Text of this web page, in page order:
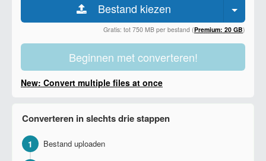
Bestand kiezen
Gratis: tot 750 MB per bestand (Premium: 20 GB)
Beginnen met converteren!
New: Convert multiple files at once
Converteren in slechts drie stappen
1 Bestand uploaden